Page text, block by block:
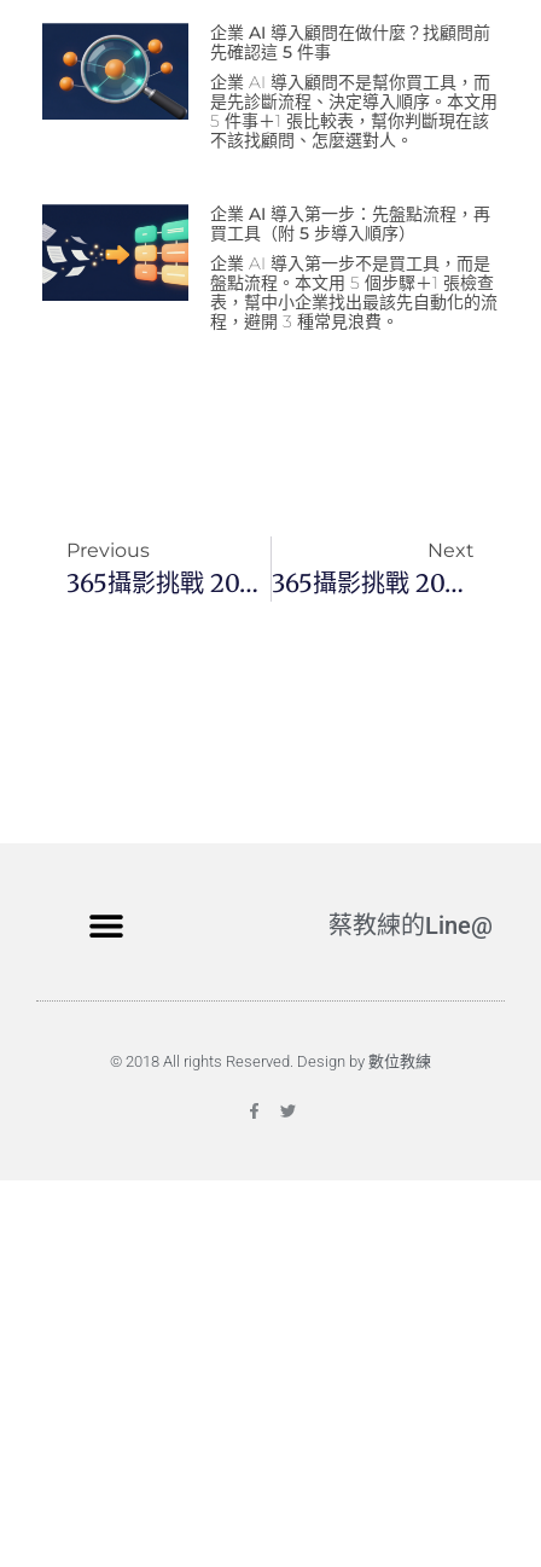
企業 AI 導入顧問在做什麼？找顧問前
先確認這 5 件事
企業 AI 導入顧問不是幫你買工具，而
是先診斷流程、決定導入順序。本文用
5 件事＋1 張比較表，幫你判斷現在該
不該找顧問、怎麼選對人。
企業 AI 導入第一步：先盤點流程，再
買工具（附 5 步導入順序）
企業 AI 導入第一步不是買工具，而是
盤點流程。本文用 5 個步驟＋1 張檢查
表，幫中小企業找出最該先自動化的流
程，避開 3 種常見浪費。
Previous
365攝影挑戰 20240406(六) 097/366 Day3000
Next
365攝影挑戰 20240408(一) 099/366 Day3002
蔡教練的Line@
© 2018 All rights Reserved. Design by 數位教練